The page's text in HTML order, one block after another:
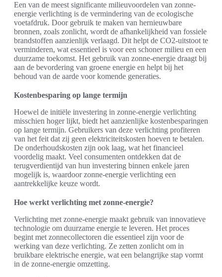
Een van de meest significante milieuvoordelen van zonne-
energie verlichting is de vermindering van de ecologische
voetafdruk. Door gebruik te maken van hernieuwbare
bronnen, zoals zonlicht, wordt de afhankelijkheid van fossiele
brandstoffen aanzienlijk verlaagd. Dit helpt de CO2-uitstoot te
verminderen, wat essentieel is voor een schoner milieu en een
duurzame toekomst. Het gebruik van zonne-energie draagt bij
aan de bevordering van groene energie en helpt bij het
behoud van de aarde voor komende generaties.
Kostenbesparing op lange termijn
Hoewel de initiële investering in zonne-energie verlichting
misschien hoger lijkt, biedt het aanzienlijke kostenbesparingen
op lange termijn. Gebruikers van deze verlichting profiteren
van het feit dat zij geen elektriciteitskosten hoeven te betalen.
De onderhoudskosten zijn ook laag, wat het financieel
voordelig maakt. Veel consumenten ontdekken dat de
terugverdientijd van hun investering binnen enkele jaren
mogelijk is, waardoor zonne-energie verlichting een
aantrekkelijke keuze wordt.
Hoe werkt verlichting met zonne-energie?
Verlichting met zonne-energie maakt gebruik van innovatieve
technologie om duurzame energie te leveren. Het proces
begint met zonnecollectoren die essentieel zijn voor de
werking van deze verlichting. Ze zetten zonlicht om in
bruikbare elektrische energie, wat een belangrijke stap vormt
in de zonne-energie omzetting.